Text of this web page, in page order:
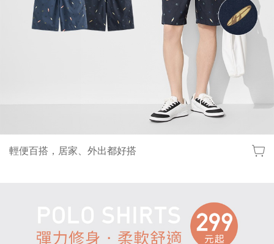
輕便百搭，居家、外出都好搭